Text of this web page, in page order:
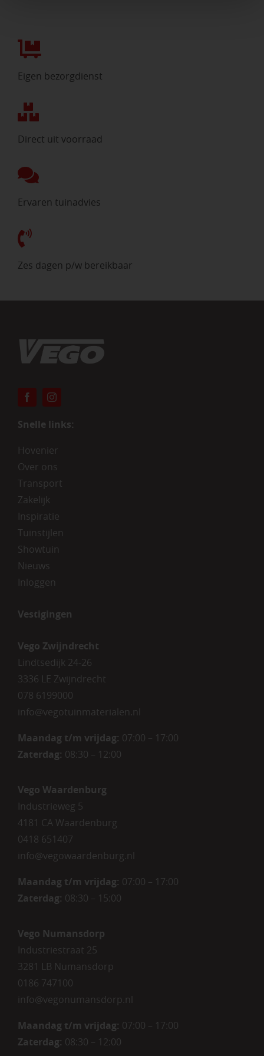
Eigen bezorgdienst
Direct uit voorraad
Ervaren tuinadvies
Zes dagen p/w bereikbaar
Snelle links:
Hovenier
Over ons
Transport
Zakelijk
Inspiratie
Tuinstijlen
Showtuin
Nieuws
Inloggen
Vestigingen
Vego Zwijndrecht
Lindtsedijk 24-26
3336 LE Zwijndrecht
078 6199000
info@vegotuinmaterialen.nl
Maandag t/m vrijdag: 07:00 – 17:00
Zaterdag: 08:30 – 12:00
Vego Waardenburg
Industrieweg 5
4181 CA Waardenburg
0418 651407
info@vegowaardenburg.nl
Maandag t/m vrijdag: 07:00 – 17:00
Zaterdag: 08:30 – 15:00
Vego Numansdorp
Industriestraat 25
3281 LB Numansdorp
0186 747100
info@vegonumansdorp.nl
Maandag t/m vrijdag: 07:00 – 17:00
Zaterdag: 08:30 – 12:00